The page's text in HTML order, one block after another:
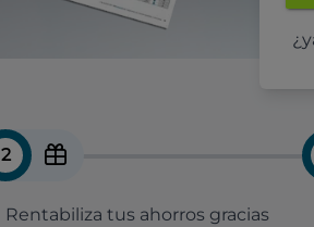
2
Rentabiliza tus ahorros gracias